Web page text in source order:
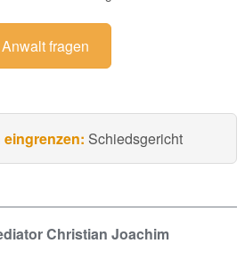
Anwalt fragen
Schiedsgericht
Christian Joachim